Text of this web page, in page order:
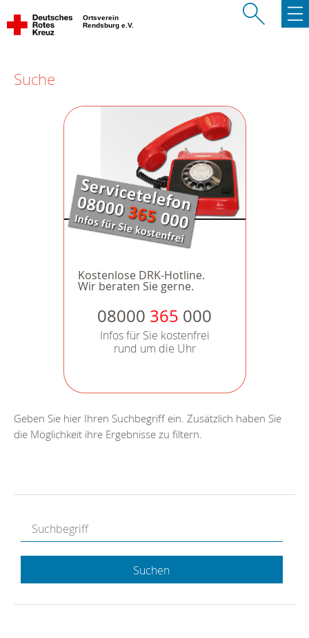
Ortsverein
Rendsburg e.V.
Suche
Kostenlose DRK-Hotline.
Wir beraten Sie gerne.
08000 365 000
Infos für Sie kostenfrei
rund um die Uhr
Geben Sie hier Ihren Suchbegriff ein. Zusätzlich haben Sie
die Möglichkeit ihre Ergebnisse zu filtern.
Suchen